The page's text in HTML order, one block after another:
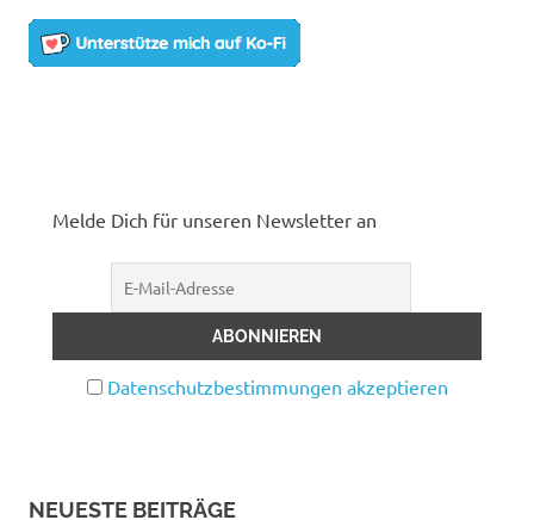
Melde Dich für unseren Newsletter an
Datenschutzbestimmungen akzeptieren
NEUESTE BEITRÄGE